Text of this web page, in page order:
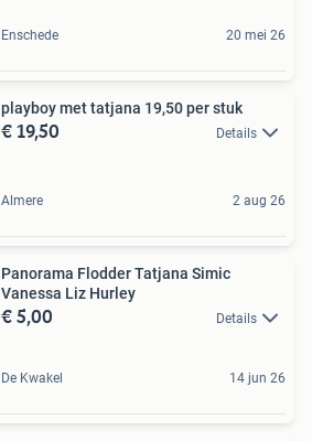
Enschede 20 mei 26
playboy met tatjana 19,50 per stuk
€ 19,50 Details
Almere 2 aug 26
Panorama Flodder Tatjana Simic
Vanessa Liz Hurley
€ 5,00 Details
De Kwakel 14 jun 26